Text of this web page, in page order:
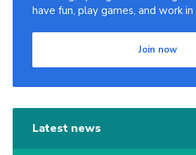
have fun, play games, and work
Join now
Latest news